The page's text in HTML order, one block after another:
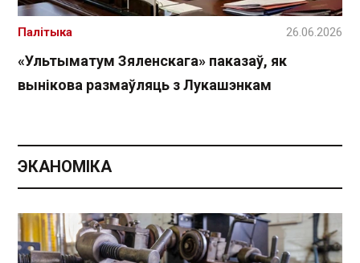
«Ультыматум Зяленскага» паказаў, як
вынікова размаўляць з Лукашэнкам
Палітыка 26.06.2026
ЭКАНОМІКА